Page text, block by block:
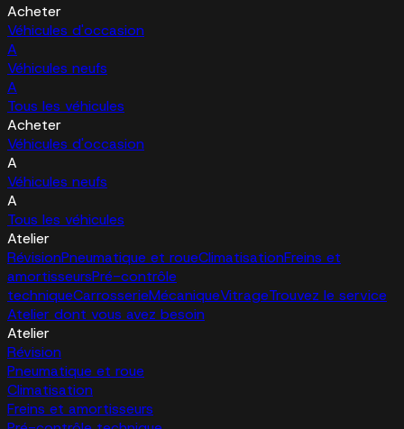
Acheter
Véhicules d'occasion
A
Véhicules neufs
A
Tous les véhicules
Acheter
Véhicules d'occasion
A
Véhicules neufs
A
Tous les véhicules
Atelier
RévisionPneumatique et roueClimatisationFreins et
amortisseursPré-contrôle
techniqueCarrosserieMécaniqueVitrageTrouvez le service
Atelier dont vous avez besoin
Atelier
Révision
Pneumatique et roue
Climatisation
Freins et amortisseurs